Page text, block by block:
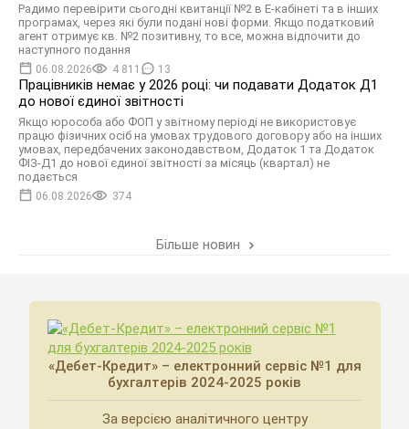
Радимо перевірити сьогодні квитанції №2 в Е-кабінеті та в інших
програмах, через які були подані нові форми. Якщо податковий
агент отримує кв. №2 позитивну, то все, можна відпочити до
наступного подання
06.08.2026 4 811 13
Працівників немає у 2026 році: чи подавати Додаток Д1
до нової єдиної звітності
Якщо юрособа або ФОП у звітному періоді не використовує
працю фізичних осіб на умовах трудового договору або на інших
умовах, передбачених законодавством, Додаток 1 та Додаток
ФІЗ-Д1 до нової єдиної звітності за місяць (квартал) не
подається
06.08.2026 374
Більше новин
«Дебет-Кредит» – електронний сервіс №1 для
бухгалтерів 2024-2025 років
За версією аналітичного центру